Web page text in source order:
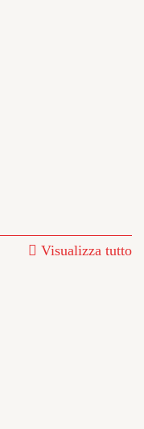
Visualizza tutto